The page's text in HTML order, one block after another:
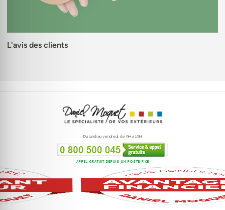
L'avis des clients
Du lundi au vendredi, de 9H à 19H
APPEL GRATUIT DEPUIS UN POSTE FIXE